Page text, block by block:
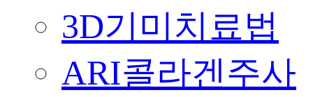
3D기미치료법
ARI콜라겐주사